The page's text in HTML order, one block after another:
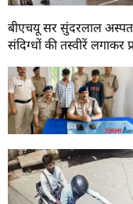
बीएचयू सर सुंदरलाल
संदिग्धों की तस्वीरें लगाकर